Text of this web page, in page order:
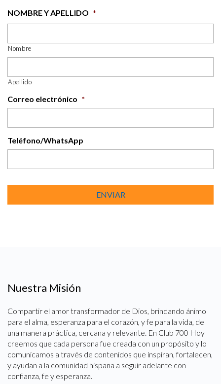
NOMBRE Y APELLIDO *
Nombre
Apellido
Correo electrónico *
Teléfono/WhatsApp
Nuestra Misión
Compartir el amor transformador de Dios, brindando ánimo
para el alma, esperanza para el corazón, y fe para la vida, de
una manera práctica, cercana y relevante. En Club 700 Hoy
creemos que cada persona fue creada con un propósito y lo
comunicamos a través de contenidos que inspiran, fortalecen,
y ayudan a la comunidad hispana a seguir adelante con
confianza, fe y esperanza.